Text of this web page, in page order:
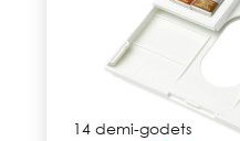
14 demi-godets